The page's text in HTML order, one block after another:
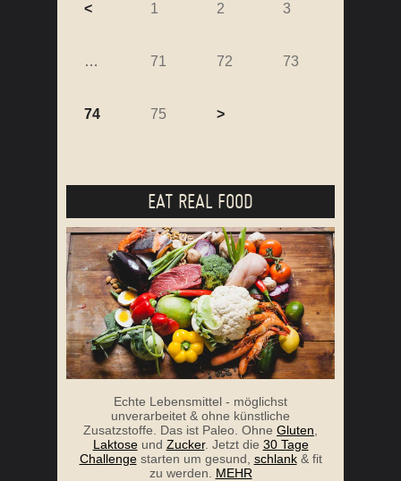
< 1 2 3
… 71 72 73
74 75 >
EAT REAL FOOD
Echte Lebensmittel - möglichst
unverarbeitet & ohne künstliche
Zusatzstoffe. Das ist Paleo. Ohne Gluten
Laktoseund Zucker. Jetzt die 30 Tage
Challengestarten um gesund, schlank& fit
zu werden. MEHR